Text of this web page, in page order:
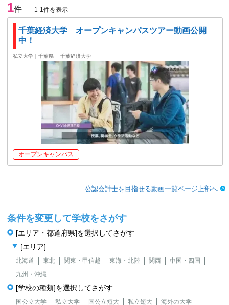
1件 1-1件を表示
千葉経済大学 オープンキャンパスツアー動画公開
中！
私立大学｜千葉県 千葉経済大学
オープンキャンパス
公認会計士を目指せる動画一覧ページ上部へ
条件を変更して学校をさがす
[エリア・都道府県]を選択してさがす
[エリア]
北海道 東北 関東・甲信越 東海・北陸 関西
中国・四国
九州・沖縄
[学校の種類]を選択してさがす
国公立大学 私立大学 国公立短大 私立短大
海外の大学